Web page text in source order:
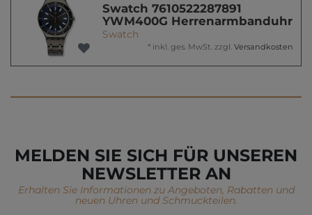
Swatch 7610522287891
YWM400G Herrenarmbanduhr
Swatch
* inkl. ges. MwSt. zzgl. Versandkosten
MELDEN SIE SICH FÜR UNSEREN
NEWSLETTER AN
Erhalten Sie Informationen zu Angeboten, Rabatten und
neuen Uhren und Schmuckteilen.